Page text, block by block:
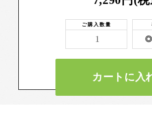
ご購入数量
◎
カートに入